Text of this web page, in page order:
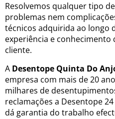
Resolvemos qualquer tipo
problemas nem
técnicos adquirida ao longo
experiência e
cliente.
A Desentope Quinta Do
empresa com mais de 20
milhares de
reclamações a Desentope
dá garantia do trabalho